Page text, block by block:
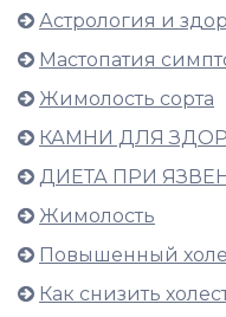
Астрология и
Мастопатия
Жимолость сорта
КАМНИ ДЛЯ
ДИЕТА ПРИ
Жимолость
Повышенный
Как снизить